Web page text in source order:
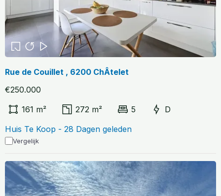
Rue de Couillet , 6200 ChÂtelet
€250.000
161 m²
272 m² 5
D
Huis Te Koop - 28 Dagen geleden
Vergelijk